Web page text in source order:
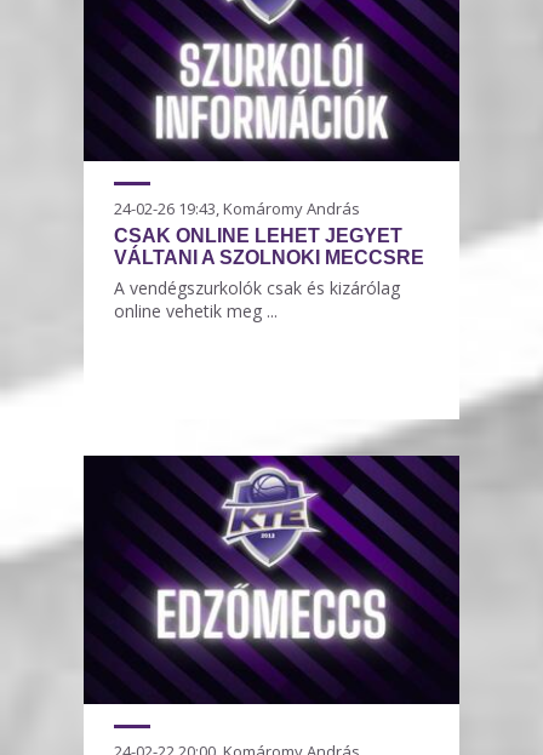
24-02-26 19:43, Komáromy András
CSAK ONLINE LEHET JEGYET
VÁLTANI A SZOLNOKI MECCSRE
A vendégszurkolók csak és kizárólag
online vehetik meg ...